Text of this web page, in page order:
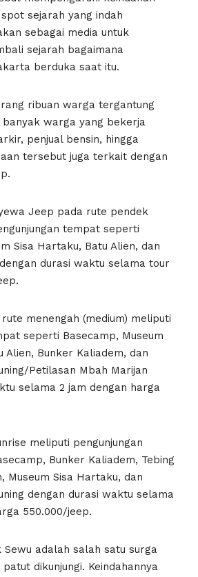
sejarah yang indah
sebagai media untuk
sejarah bagaimana
berduka saat itu.
ribuan warga tergantung
warga yang bekerja
penjual bensin, hingga
tersebut juga terkait dengan
Jeep pada rute pendek
tempat seperti
Sisa Hartaku, Batu Alien, dan
durasi waktu selama tour
menengah (medium) meliputi
seperti Basecamp, Museum
Alien, Bunker Kaliadem, dan
Petilasan Mbah Marijan
selama 2 jam dengan harga
meliputi pengunjungan
Bunker Kaliadem, Tebing
Museum Sisa Hartaku, dan
dengan durasi waktu selama
550.000/jeep.
Sewu adalah salah satu surga
dikunjungi. Keindahannya